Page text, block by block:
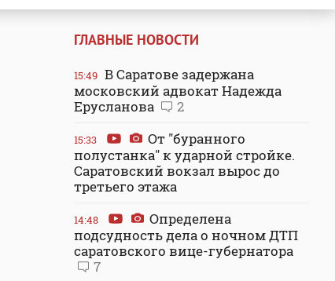
ГЛАВНЫЕ НОВОСТИ
15:49 В Саратове задержана
московский адвокат Надежда
Ерусланова
2
15:33
От "буранного
полустанка" к ударной стройке.
Саратовский вокзал вырос до
третьего этажа
14:48
Определена
подсудность дела о ночном ДТП
саратовского вице-губернатора
7